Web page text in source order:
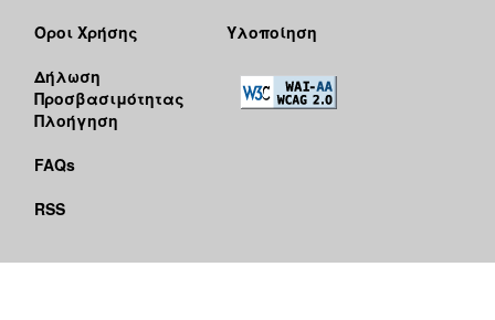
Όροι Χρήσης
Δήλωση
Προσβασιμότητας
Πλοήγηση
FAQs
RSS
Υλοποίηση